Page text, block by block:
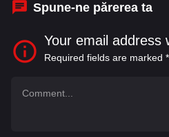
Spune-ne părerea ta
Your email address
Required fields are marked *